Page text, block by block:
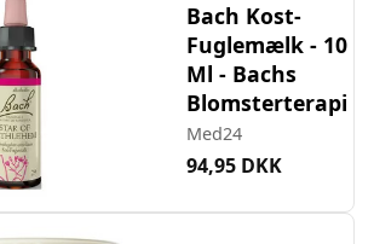
Bach Kost-
Fuglemælk - 10
Ml - Bachs
Blomsterterapi
Med24
94,95 DKK